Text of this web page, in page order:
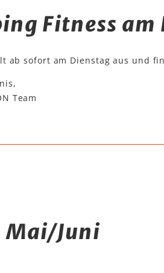
Fitness am
ab sofort am Dienstag aus und
Team
Mai/Juni